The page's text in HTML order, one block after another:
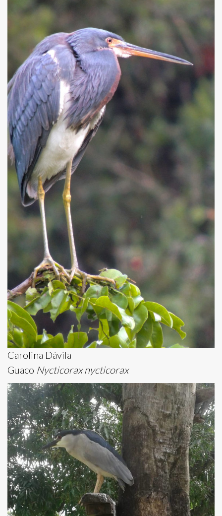
Carolina Dávila
Guaco Nycticorax nycticorax